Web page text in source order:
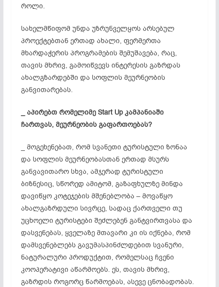
როლი.
სახელმწიფომ უნდა უზრუნველყოს არსებულ
პროექტებთან ერთად ახალი, ფერმერთა
მხარდაჭერის პროგრამების შემუშავება, რაც,
თავის მხრივ, გამოიწვევს ინტერესის გაზრდას
ახალგზარდებში და სოფლის მეურნეობის
განვითარებას.
_ აპირებთ რომელიმე Start Upკამპანიაში
ჩართვას, მეურნეობის გაფართოებას?
_ მოგეხენებათ, რომ სვანეთი ტურისტული ზონაა
და სოფლის მეურნეობასთან ერთად მსურს
განვავითარო სხვა, ამჯერად ტურისტული
ბიზნესიც, სწორედ ამიტომ, გაზაფხულზე მინდა
დავიწყო კოტეჯების მშენებლობა – მოვაწყო
ახალგაზრდული სივრცე, სადაც ქართველი თუ
უცხოელი ტურისტები შეძლებენ განტვირთვასა და
დასვენებას, ყველაზე მთავარი კი ის იქნება, რომ
დამსვენებლებს გავუმასპინძლდებით სვანური,
ნატურალური პროდუქტით, რომელსაც ჩვენი
კოოპერატივი აწარმოებს. ეს, თავის მხრივ,
გაზრდის როგორც წარმოებას, ასევე ცნობადობას.